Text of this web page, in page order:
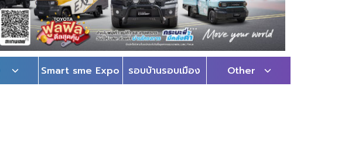
Smart sme Expo รอบบ้านรอบเมือง Other